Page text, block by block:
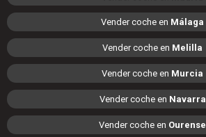
Vender coche en Málaga
Vender coche en Melilla
Vender coche en Murcia
Vender coche en Navarra
Vender coche en Ourense